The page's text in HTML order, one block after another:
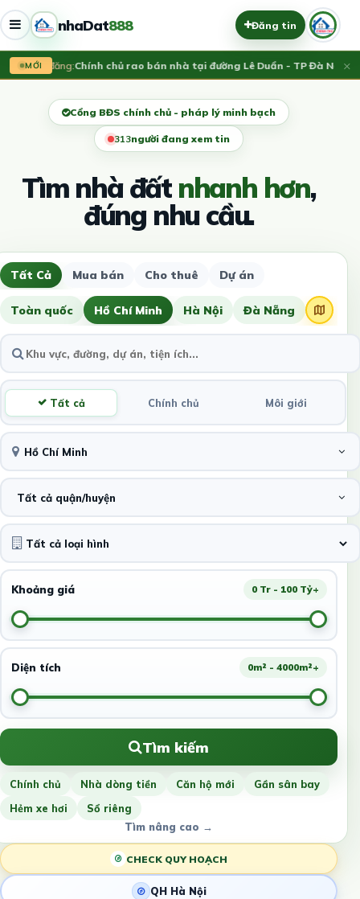
nhaDat888 Đăng tin
MỚI
Vừa đăng:Chính chủ rao bán nhà tại đường Lê Duẩn - TP Đà Nẵng;×
Cổng BĐS chính chủ - pháp lý minh bạch
316người đang xem tin
Tìm nhà đấtnhanh hơn,
đúng nhu cầu.
Tất Cả Mua bán Cho thuê Dự án
Toàn quốc Hồ Chí Minh Hà Nội Đà Nẵng
Tất cả Chính chủ Môi giới
Hồ Chí Minh
Tất cả quận/huyện
Khoảng giá 0 Tr - 100 Tỷ+
Diện tích 0m² - 4000m²+
Tìm kiếm
Chính chủ Nhà dòng tiền Căn hộ mới
Gần sân bay
Hẻm xe hơi
Sổ riêng
Tìm nâng cao →
CHECK QUY HOẠCH
QH Hà Nội